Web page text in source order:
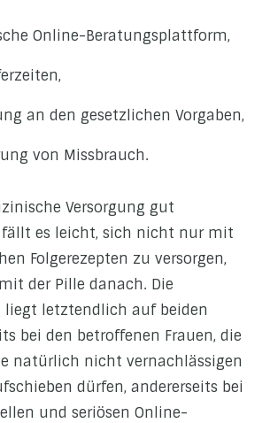
Online-Beratungsplattform,
an den gesetzlichen Vorgaben,
von Missbrauch.
Versorgung gut
es leicht, sich nicht nur mit
Folgerezepten zu versorgen,
der Pille danach. Die
liegt letztendlich auf beiden
bei den betroffenen Frauen, die
natürlich nicht vernachlässigen
dürfen, andererseits bei
und seriösen Online-